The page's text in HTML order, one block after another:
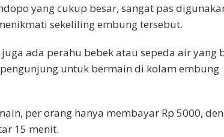
yang cukup besar, sangat pas
sekeliling embung tersebut.
ada perahu bebek atau sepeda air yang
untuk bermain di kolam embung
per orang hanya membayar Rp 5000,
15 menit.